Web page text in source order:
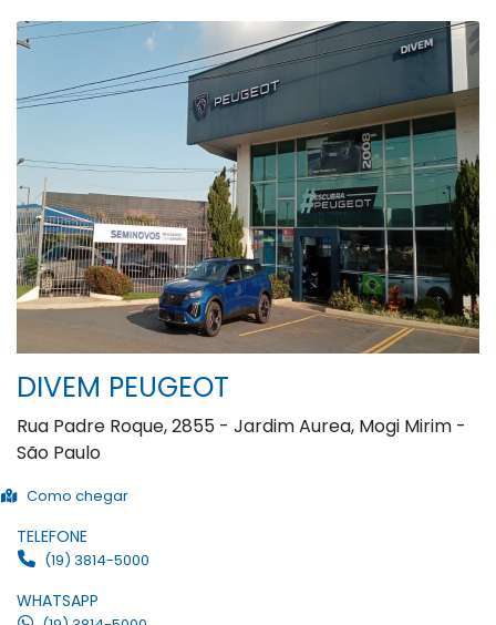
DIVEM PEUGEOT
Rua Padre Roque, 2855 - Jardim Aurea, Mogi Mirim -
São Paulo
Como chegar
TELEFONE
(19) 3814-5000
WHATSAPP